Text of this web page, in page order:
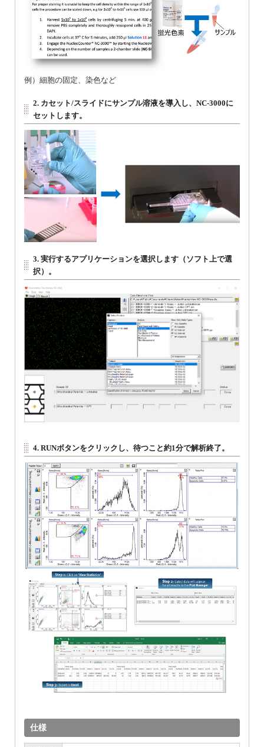
例）細胞の固定、染色など
2. カセット/スライドにサンプル溶液を導入し、NC-3000に
セットします。
3. 実行するアプリケーションを選択します（ソフト上で選
択）。
4. RUNボタンをクリックし、待つこと約1分で解析終了。
仕様